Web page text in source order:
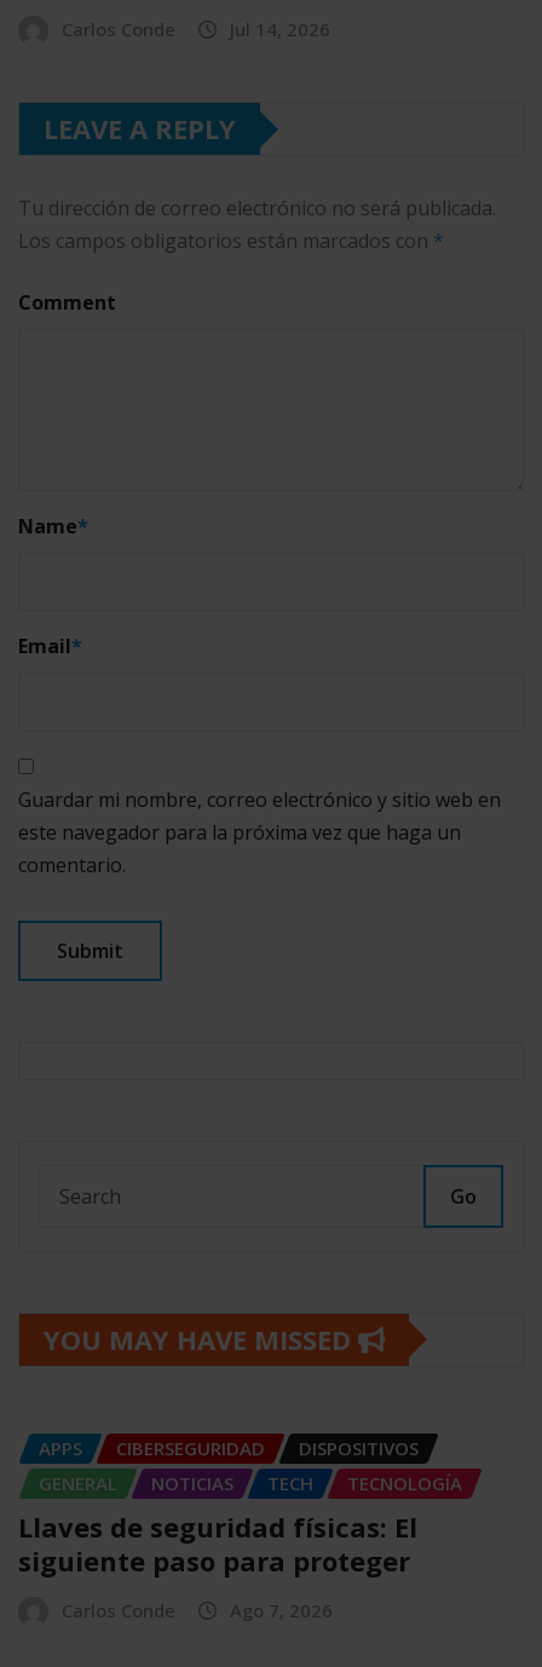
Carlos Conde Jul 14, 2026
LEAVE A REPLY
Tu dirección de correo electrónico no será publicada.
Los campos obligatorios están marcados con *
Comment
Name*
Email*
Guardar mi nombre, correo electrónico y sitio web en
este navegador para la próxima vez que haga un
comentario.
Go
YOU MAY HAVE MISSED
APPS CIBERSEGURIDAD
DISPOSITIVOS
GENERAL
NOTICIAS TECH TECNOLOGÍA
Llaves de seguridad físicas: El
siguiente paso para proteger
Carlos Conde Ago 7, 2026